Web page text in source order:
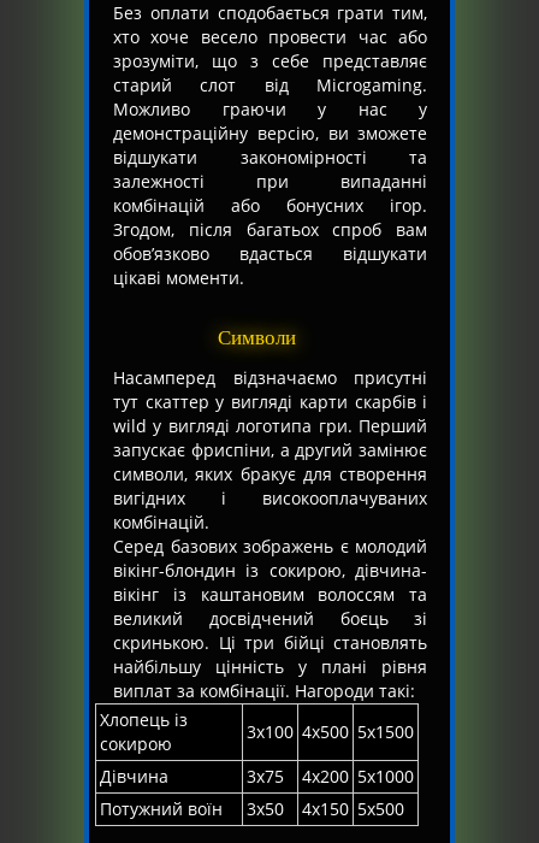
Без оплати сподобається грати тим,
хто хоче весело провести час або
зрозуміти, що з себе представляє
старий слот від Microgaming.
Можливо граючи у нас у
демонстраційну версію, ви зможете
відшукати закономірності та
залежності при випаданні
комбінацій або бонусних ігор.
Згодом, після багатьох спроб вам
обов’язково вдасться відшукати
цікаві моменти.
Символи
Насамперед відзначаємо присутні
тут скаттер у вигляді карти скарбів і
wild у вигляді логотипа гри. Перший
запускає фриспіни, а другий замінює
символи, яких бракує для створення
вигідних і високооплачуваних
комбінацій.
Серед базових зображень є молодий
вікінг-блондин із сокирою, дівчина-
вікінг із каштановим волоссям та
великий досвідчений боєць зі
скринькою. Ці три бійці становлять
найбільшу цінність у плані рівня
виплат за комбінації. Нагороди такі:
Хлопець із
сокирою
3х100 4х500 5х1500
Дівчина
3х75 4х200 5х1000
Потужний воїн
3х50 4х150 5х500